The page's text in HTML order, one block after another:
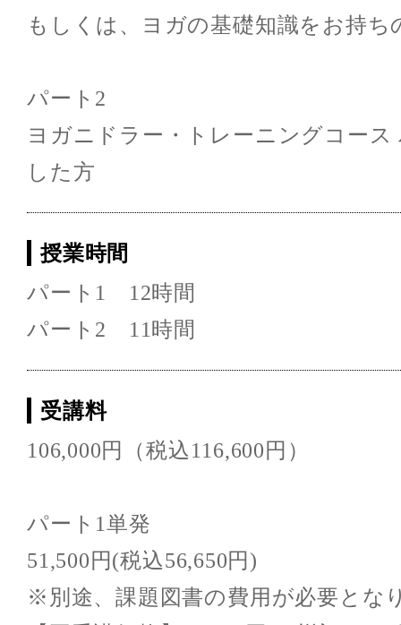
もしくは、ヨガの基礎知識をお持ち
パート2
ヨガニドラー・トレーニングコース
した方
授業時間
パート1 12時間
パート2 11時間
受講料
106,000円（税込116,600円）
パート1単発
51,500円(税込56,650円)
※別途、課題図書の費用が必要とな